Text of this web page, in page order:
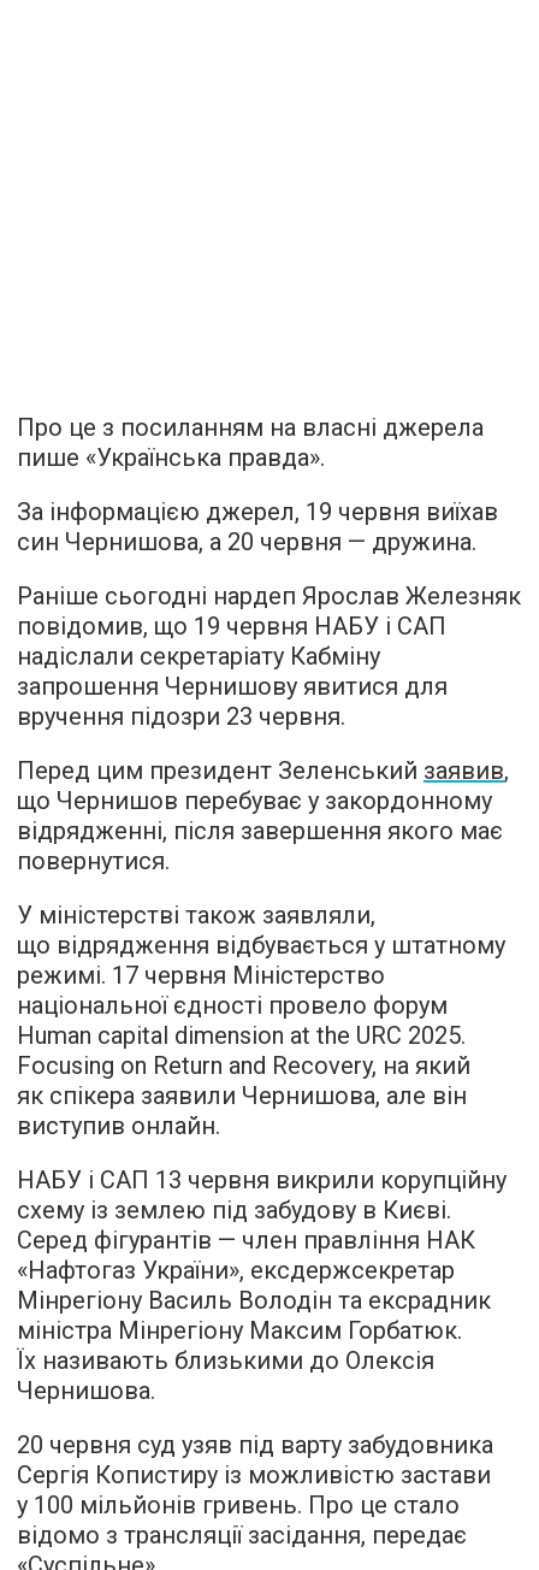
Про це з посиланням на власні джерела
пише «Українська правда».
За інформацією джерел, 19 червня виїхав
син Чернишова, а 20 червня — дружина.
Раніше сьогодні нардеп Ярослав Железняк
повідомив, що 19 червня НАБУ і САП
надіслали секретаріату Кабміну
запрошення Чернишову явитися для
вручення підозри 23 червня.
Перед цим президент Зеленський заявив,
що Чернишов перебуває у закордонному
відрядженні, після завершення якого має
повернутися.
У міністерстві також заявляли,
що відрядження відбувається у штатному
режимі. 17 червня Міністерство
національної єдності провело форум
Human capital dimension at the URC 2025.
Focusing on Return and Recovery, на який
як спікера заявили Чернишова, але він
виступив онлайн.
НАБУ і САП 13 червня викрили корупційну
схему із землею під забудову в Києві.
Серед фігурантів — член правління НАК
«Нафтогаз України», ексдержсекретар
Мінрегіону Василь Володін та ексрадник
міністра Мінрегіону Максим Горбатюк.
Їх називають близькими до Олексія
Чернишова.
20 червня суд узяв під варту забудовника
Сергія Копистиру із можливістю застави
у 100 мільйонів гривень. Про це стало
відомо з трансляції засідання, передає